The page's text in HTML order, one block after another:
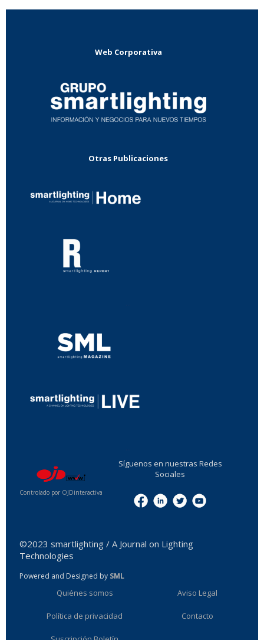
Web Corporativa
Otras Publicaciones
Controlado por OJDinteractiva
Síguenos en nuestras Redes
Sociales
©2023 smartlighting / A Journal on Lighting
Technologies
Powered and Designed by SML
Quiénes somos Aviso Legal
Política de privacidad Contacto